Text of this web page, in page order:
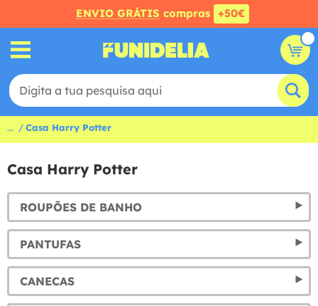
ENVIO GRÁTIS compras +50€
... Casa Harry Potter
Casa Harry Potter
ROUPÕES DE BANHO
PANTUFAS
CANECAS